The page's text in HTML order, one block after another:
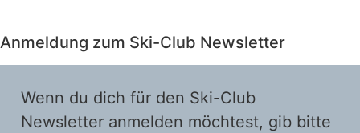
Anmeldung zum Ski-Club Newsletter
Wenn du dich für den Ski-Club
Newsletter anmelden möchtest, gib bitte